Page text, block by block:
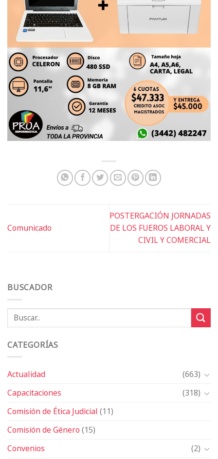
BUSCADOR
CATEGORÍAS
Actualidad
(663)
Capacitaciones
(318)
Comisión de Ética Judicial(11)
Comisión de Género(15)
Convenios
(2)
Comunicado
POSTERGACIÓN JORNADAS
DE LOS FUEROS LABORAL Y
CIVIL Y COMERCIAL